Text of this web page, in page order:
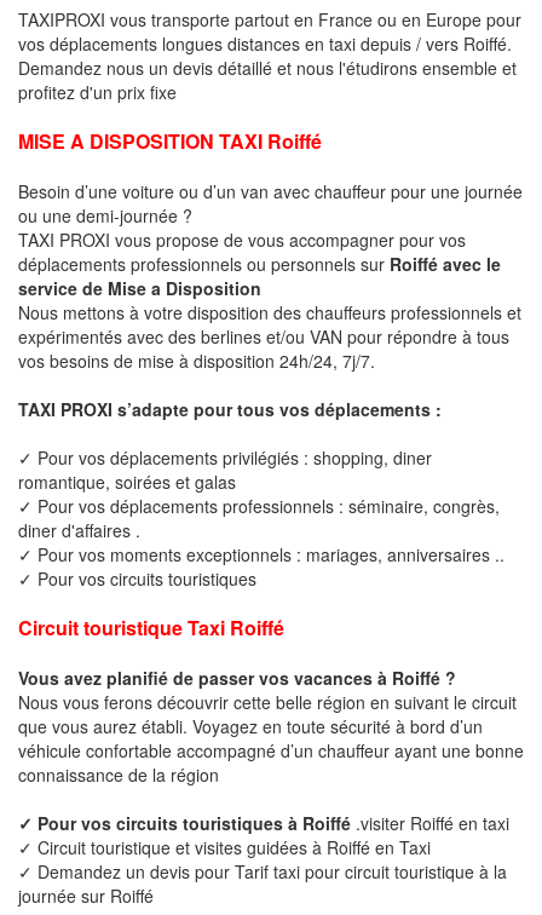
TAXIPROXI vous transporte partout en France ou en Europe pour
vos déplacements longues distances en taxi depuis / vers Roiffé.
Demandez nous un devis détaillé et nous l'étudirons ensemble et
profitez d'un prix fixe
MISE A DISPOSITION TAXI Roiffé
Besoin d’une voiture ou d’un van avec chauffeur pour une journée
ou une demi-journée ?
TAXI PROXI vous propose de vous accompagner pour vos
déplacements professionnels ou personnels sur Roiffé avec le
service de Mise a Disposition
Nous mettons à votre disposition des chauffeurs professionnels et
expérimentés avec des berlines et/ou VAN pour répondre à tous
vos besoins de mise à disposition 24h/24, 7j/7.
TAXI PROXI s’adapte pour tous vos déplacements :
✓ Pour vos déplacements privilégiés : shopping, diner
romantique, soirées et galas
✓ Pour vos déplacements professionnels : séminaire, congrès,
diner d'affaires .
✓ Pour vos moments exceptionnels : mariages, anniversaires ..
✓ Pour vos circuits touristiques
Circuit touristique Taxi Roiffé
Vous avez planifié de passer vos vacances à Roiffé ?
Nous vous ferons découvrir cette belle région en suivant le circuit
que vous aurez établi. Voyagez en toute sécurité à bord d’un
véhicule confortable accompagné d’un chauffeur ayant une bonne
connaissance de la région
✓ Pour vos circuits touristiques à Roiffé .visiter Roiffé en taxi
✓ Circuit touristique et visites guidées à Roiffé en Taxi
✓ Demandez un devis pour Tarif taxi pour circuit touristique à la
journée sur Roiffé